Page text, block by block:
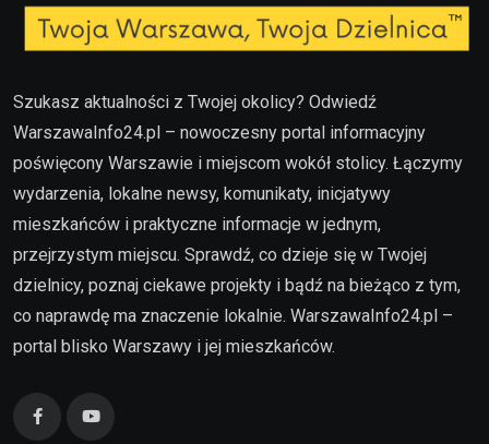
Szukasz aktualności z Twojej okolicy? Odwiedź
WarszawaInfo24.pl – nowoczesny portal informacyjny
poświęcony Warszawie i miejscom wokół stolicy. Łączymy
wydarzenia, lokalne newsy, komunikaty, inicjatywy
mieszkańców i praktyczne informacje w jednym,
przejrzystym miejscu. Sprawdź, co dzieje się w Twojej
dzielnicy, poznaj ciekawe projekty i bądź na bieżąco z tym,
co naprawdę ma znaczenie lokalnie. WarszawaInfo24.pl –
portal blisko Warszawy i jej mieszkańców.